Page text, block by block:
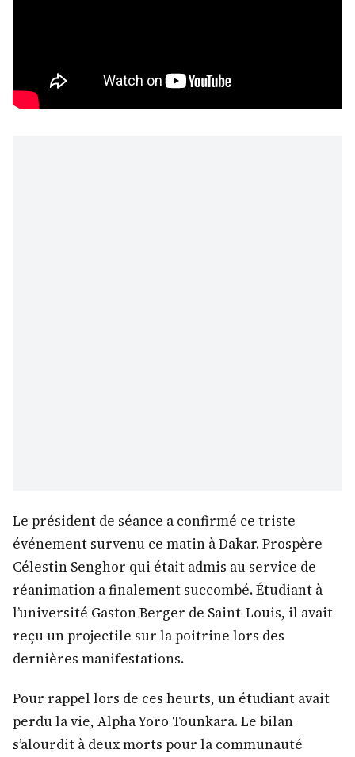
Le président de séance a confirmé ce triste
événement survenu ce matin à Dakar. Prospère
Célestin Senghor qui était admis au service de
réanimation a finalement succombé. Étudiant à
l’université Gaston Berger de Saint-Louis, il avait
reçu un projectile sur la poitrine lors des
dernières manifestations.
Pour rappel lors de ces heurts, un étudiant avait
perdu la vie, Alpha Yoro Tounkara. Le bilan
s’alourdit à deux morts pour la communauté